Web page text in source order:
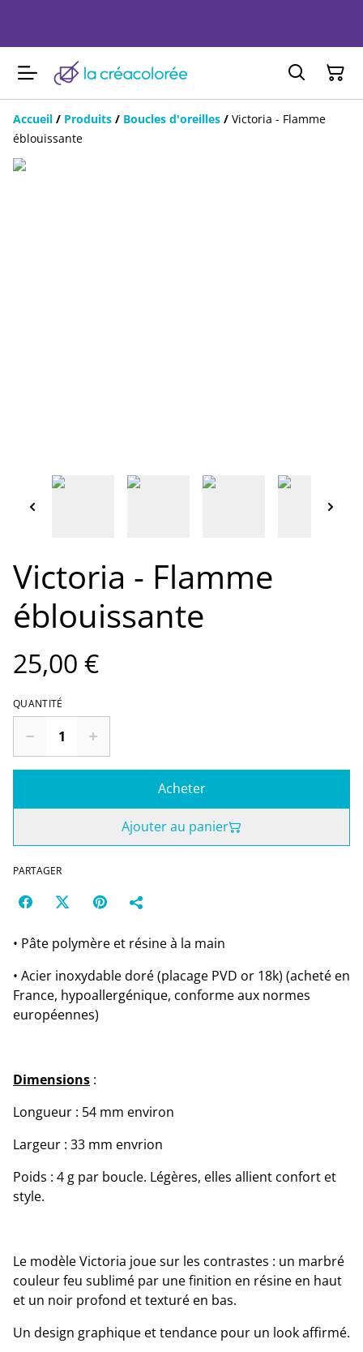
Accueil / Produits / Boucles d'oreilles / Victoria - Flamme
éblouissante
Victoria - Flamme
éblouissante
25,00 €
QUANTITÉ
Acheter
Ajouter au panier
PARTAGER
• Pâte polymère et résine à la main
• Acier inoxydable doré (placage PVD or 18k) (acheté en
France, hypoallergénique, conforme aux normes
européennes)
Dimensions :
Longueur : 54 mm environ
Largeur : 33 mm envrion
Poids : 4 g par boucle. Légères, elles allient confort et
style.
Le modèle Victoria joue sur les contrastes : un marbré
couleur feu sublimé par une finition en résine en haut
et un noir profond et texturé en bas.
Un design graphique et tendance pour un look affirmé.